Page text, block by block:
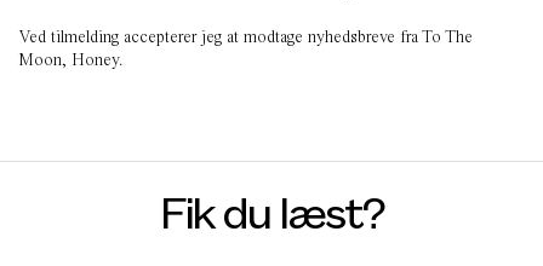
Ved tilmelding accepterer jeg at modtage nyhedsbreve fra To The
Moon, Honey.
Fik du læst?